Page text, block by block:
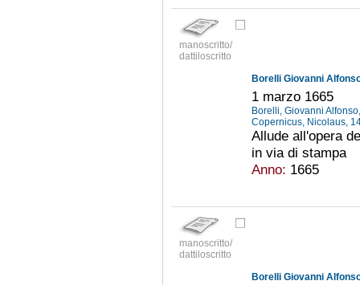
manoscritto/
dattiloscritto
Borelli Giovanni
1 marzo 1665
Borelli, Giovanni
Copernicus, Nicolaus,
Allude all'opera
in via di stampa
Anno: 1665
manoscritto/
dattiloscritto
Borelli Giovanni